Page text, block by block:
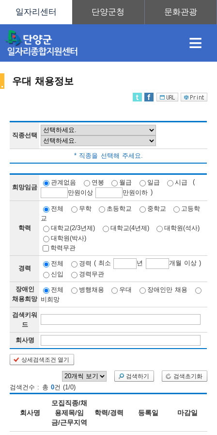
≡
보
보
련
정
우
미
내
우대 채용정보
직종선택
* 직종을 선택해 주세요.
희망임금
관계없음 연봉 월급 일급 시급
(
만원이상 만원이하 )
학력
전체 무학 초등학교 중학교
고등학
교
대학교(2/3년제)
대학교(4년제)
대학원(석사)
대학원(박사)
학력무관
경력
전체 경력 ( 최소 년
개월 이상 )
신입
경력무관
장애인
채용희망
전체 병행채용 우대
장애인만 채용
비희망
검색키워
드
회사명
상세검색조건 열기
검색하기 검색초기화
검색건수 : 총 0건 (1/0)
회사명
모집직종/채
용제목/임
금/근무지역
학력/경력 등록일 마감일
채
용
보
오
등